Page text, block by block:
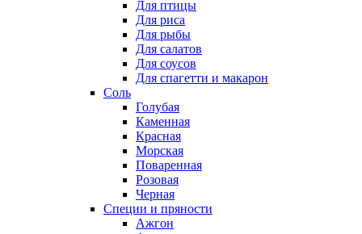
Для птицы
Для риса
Для рыбы
Для салатов
Для соусов
Для спагетти и макарон
Соль
Голубая
Каменная
Красная
Морская
Поваренная
Розовая
Черная
Специи и пряности
Ажгон